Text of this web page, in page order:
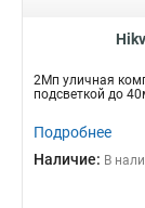
2Мп уличная
подсветкой до
Подробнее
Наличие: В